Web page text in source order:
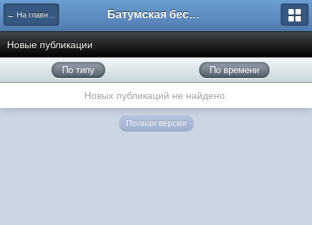
← На главную Батумская беседка
Новые публикации
По типу По времени
Новых публикаций не найдено.
Полная версия